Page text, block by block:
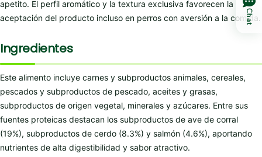
apetito. El perfil aromático y la textura exclusiva favorecen la
aceptación del producto incluso en perros con aversión a la comida.
Ingredientes
Este alimento incluye carnes y subproductos animales, cereales,
pescados y subproductos de pescado, aceites y grasas,
subproductos de origen vegetal, minerales y azúcares. Entre sus
fuentes proteicas destacan los subproductos de ave de corral
(19%), subproductos de cerdo (8.3%) y salmón (4.6%), aportando
nutrientes de alta digestibilidad y sabor atractivo.
Chat